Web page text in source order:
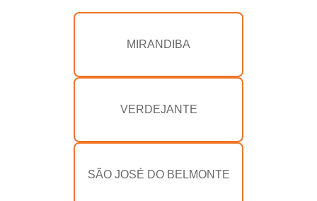
MIRANDIBA
VERDEJANTE
SÃO JOSÉ DO BELMONTE